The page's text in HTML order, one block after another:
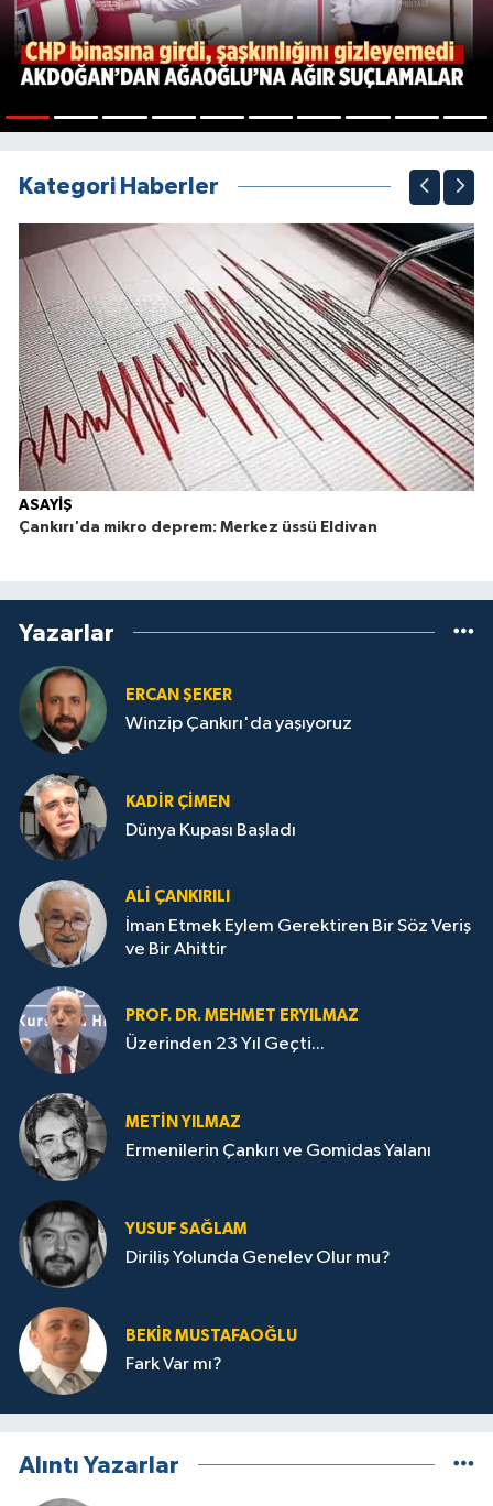
Kategori Haberler
ASAYİŞ
Çankırı'da mikro deprem: Merkez üssü Eldivan
Yazarlar
ERCAN ŞEKER
Winzip Çankırı'da yaşıyoruz
KADIR ÇIMEN
Dünya Kupası Başladı
ALI ÇANKIRILI
İman Etmek Eylem Gerektiren Bir Söz Veriş
ve Bir Ahittir
PROF. DR. MEHMET ERYILMAZ
Üzerinden 23 Yıl Geçti...
METIN YILMAZ
Ermenilerin Çankırı ve Gomidas Yalanı
YUSUF SAĞLAM
Diriliş Yolunda Genelev Olur mu?
BEKIR MUSTAFAOĞLU
Fark Var mı?
Alıntı Yazarlar